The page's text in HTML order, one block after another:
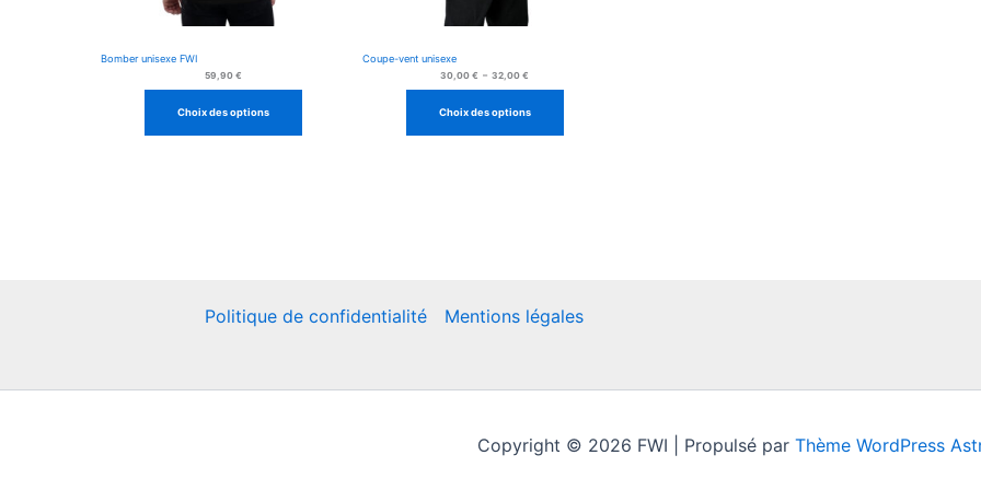
Bomber unisexe FWI
59,90 €
Choix des options
Coupe-vent unisexe
30,00€ – 32,00€
à
Choix des options
Politique de confidentialité Mentions légales
Copyright © 2026 FWI | Propulsé par Thème WordPress